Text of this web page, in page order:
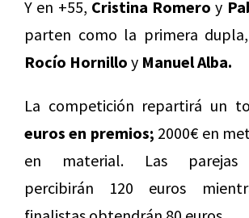
Y en +55, Cristina Romero y
parten como la primera
Rocío Hornillo y Manuel Alba.
La competición repartirá un
euros en premios; 2000€ en
en material. Las parejas
percibirán 120 euros